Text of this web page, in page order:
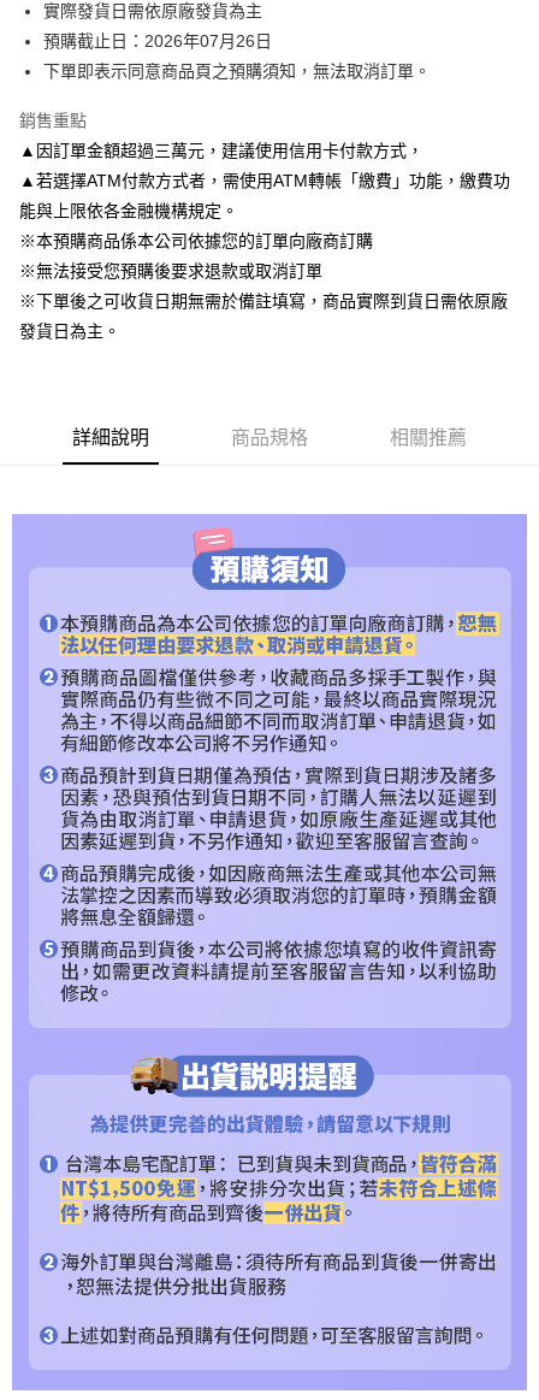
街口支付
悠遊付
Google Pay
AFTEE先享後付
相關說明
【關於「AFTEE先享後付」】
AFTEE先享後付是「在收到商品之後才付款」的支付方式。 讓您購物簡單
便利好安心！
１．簡單：不需註冊會員、不需綁卡、不需儲值。
１．於結帳方式選擇「AFTEE先享後付」後，將跳轉至「AFTEE先享後付」
結帳頁面，進行簡訊認證並確認金額後，即可完成結帳。
ATM／網路銀行／等多元方式進行付款，方視為交易完成。
※ 請注意：結帳手續完成當下不需立刻繳費，但若您需要取消訂單，請聯絡
購買商品的店家。未經商家同意取消之訂單仍視為有效，需透過AFTEE先享
※ 交易是否成功請以「AFTEE先享後付 」之結帳頁面顯示為準，若有關於
是否繳費成功／繳費後需取消欲退款等相關疑問，請聯繫「AFTEE先享後付
客戶支援中心」https://netprotections.freshdesk.com/support/home
【注意事項】
１．透過由恩沛科技股份有限公司提供之「AFTEE先享後付」服務完成之交
易，需依本服務之必要範圍內提供個人資料，並將交易相關給付款項請求債
權轉讓予恩沛科技股份有限公司。
２．關於個人資料處理事宜，請瀏覽以下網址：
https://aftee.tw/terms/#terms3
３．未成年的使用者請事先徵得法定代理人或監護人之同意方可使用
「AFTEE先享後付」，若未經同意申辦者引起之損失，本公司不負相關責
任。
４．使用「AFTEE先享後付」時，將依據個別帳號之用戶狀況，依本公司即
時審查核予不同之上限額度；若仍有額度不足之情形，本公司將視審查結果
請求用戶進行身份認證。
５．嚴禁一人註冊多個帳號或使用他人資訊註冊。若發現惡意使用之情形，
恩沛科技股份有限公司將有權停止該用戶之使用額度並採取法律行動。
運送方式
預購專用-離島
實際發貨日需依原廠發貨為主
預購截止日：2026年07月26日
下單即表示同意商品頁之預購須知，無法取消訂單。
銷售重點
▲因訂單金額超過三萬元，建議使用信用卡付款方式，
▲若選擇ATM付款方式者，需使用ATM轉帳「繳費」功能，繳費功
能與上限依各金融機構規定。
※本預購商品係本公司依據您的訂單向廠商訂購
※無法接受您預購後要求退款或取消訂單
※下單後之可收貨日期無需於備註填寫，商品實際到貨日需依原廠
發貨日為主。
詳細說明 商品規格 相關推薦